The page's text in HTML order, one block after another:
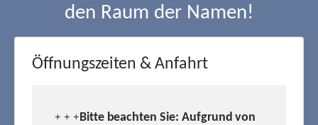
den Raum der Namen!
Öffnungszeiten & Anfahrt
+ + +Bitte beachten Sie: Aufgrund von